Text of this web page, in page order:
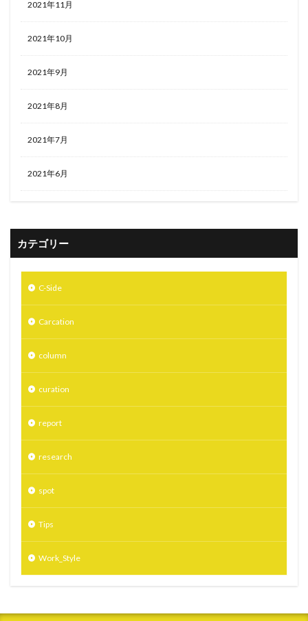
2021年11月
2021年10月
2021年9月
2021年8月
2021年7月
2021年6月
カテゴリー
C-Side
Carcation
column
curation
report
research
spot
Tips
Work_Style